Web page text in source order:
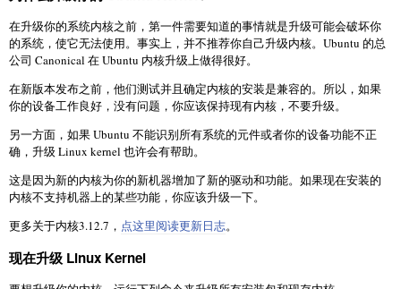
在升级你的系统内核之前，第一件需要知道的事情就是升级可能会破坏你
的系统，使它无法使用。事实上，并不推荐你自己升级内核。Ubuntu 的总
公司 Canonical 在 Ubuntu 内核升级上做得很好。
在新版本发布之前，他们测试并且确定内核的安装是兼容的。所以，如果
你的设备工作良好，没有问题，你应该保持现有内核，不要升级。
另一方面，如果 Ubuntu 不能识别所有系统的元件或者你的设备功能不正
确，升级 Linux kernel 也许会有帮助。
这是因为新的内核为你的新机器增加了新的驱动和功能。如果现在安装的
内核不支持机器上的某些功能，你应该升级一下。
更多关于内核3.12.7， 点这里阅读更新日志。
现在升级 Linux Kernel